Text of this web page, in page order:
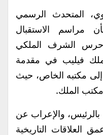
المتحدث الرسمي
مراسم الاستقبال
الشرف الملكي
فيليب في مقدمة
مكتبه الخاص، حيث
مكتب الملك.
بالرئيس، والإعراب عن
العلاقات التاريخية